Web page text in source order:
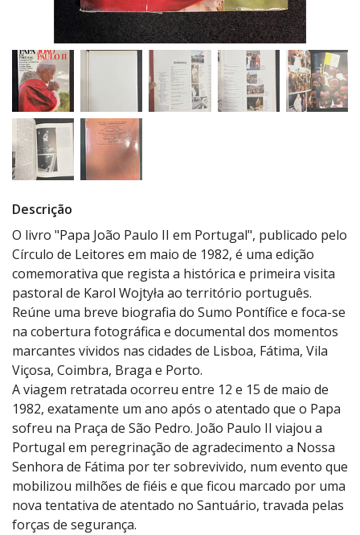
Descrição
O livro "Papa João Paulo II em Portugal", publicado pelo
Círculo de Leitores em maio de 1982, é uma edição
comemorativa que regista a histórica e primeira visita
pastoral de Karol Wojtyła ao território português.
Reúne uma breve biografia do Sumo Pontífice e foca-se
na cobertura fotográfica e documental dos momentos
marcantes vividos nas cidades de Lisboa, Fátima, Vila
Viçosa, Coimbra, Braga e Porto.
A viagem retratada ocorreu entre 12 e 15 de maio de
1982, exatamente um ano após o atentado que o Papa
sofreu na Praça de São Pedro. João Paulo II viajou a
Portugal em peregrinação de agradecimento a Nossa
Senhora de Fátima por ter sobrevivido, num evento que
mobilizou milhões de fiéis e que ficou marcado por uma
nova tentativa de atentado no Santuário, travada pelas
forças de segurança.